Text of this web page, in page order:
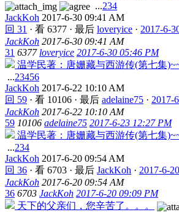
...234
JackKoh 2017-6-30 09:41 AM
回 31 · 看 6377 · 最后 loveryice · 2017-6-
JackKoh 2017-6-30 09:41 AM
31 6377 loveryice 2017-6-30 05:46 PM
温学民著：唐姗藏与西游传(第七集
...23456
JackKoh 2017-6-22 10:10 AM
回 59 · 看 10106 · 最后 adelaine75 · 2017-
JackKoh 2017-6-22 10:10 AM
59 10106 adelaine75 2017-6-23 12:27 PM
温学民著：唐姗藏与西游传(第七集
...234
JackKoh 2017-6-20 09:54 AM
回 36 · 看 6703 · 最后 JackKoh · 2017-6-
JackKoh 2017-6-20 09:54 AM
36 6703 JackKoh 2017-6-20 09:09 PM
天下的父亲们，您辛苦了。。。